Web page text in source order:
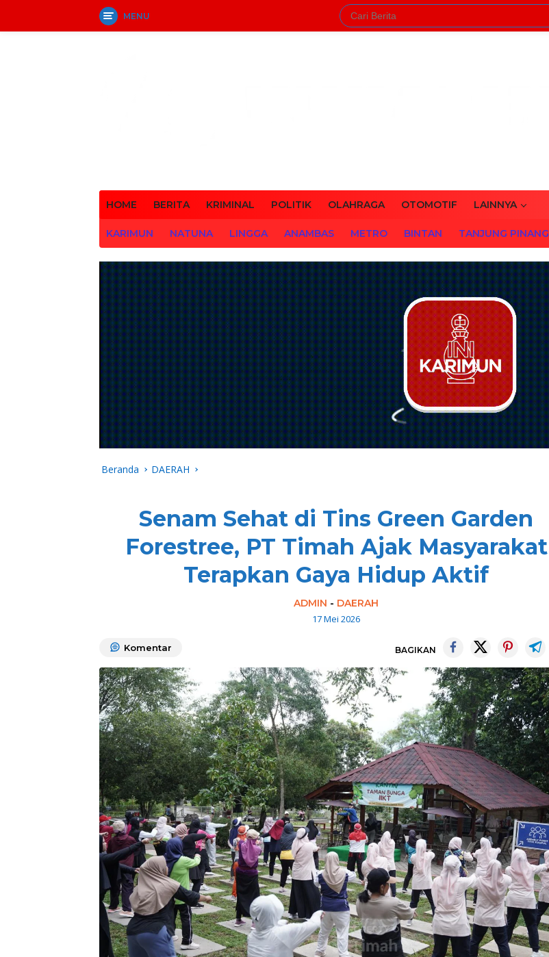
MENU
HOME BERITA KRIMINAL POLITIK OLAHRAGA OTOMOTIF LAINNYA
KARIMUN NATUNA LINGGA ANAMBAS METRO BINTAN TANJUNG PINANG
Beranda DAERAH
Senam Sehat di Tins Green Garden
Forestree, PT Timah Ajak Masyarakat
Terapkan Gaya Hidup Aktif
ADMIN - DAERAH
17 Mei 2026
Komentar BAGIKAN